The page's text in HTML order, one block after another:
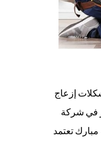
إزعاج
في شركة
تعتمد